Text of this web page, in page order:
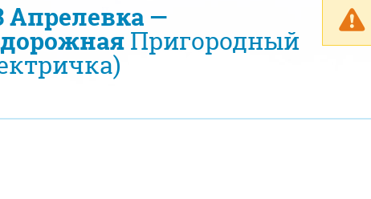
Апрелевка —
Пригородный